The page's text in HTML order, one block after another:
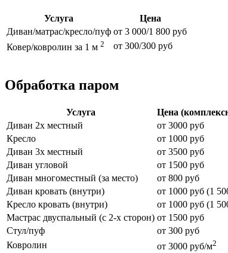
Услуга
Цена
Диван/матрас/кресло/пуф от 3 000/1 800 руб
Ковер/ковролин за 1 м 2 от 300/300 руб
Обработка паром
Услуга Цена
Диван 2х местный
от 3000 руб
Кресло
от 1000 руб
Диван 3х местный
от 3500 руб
Диван угловой
от 1500 руб
Диван многоместный (за место)
от 800 руб
Диван кровать (внутри)
от 1000 руб (1
Кресло кровать (внутри)
от 1000 руб (1
Мастрас двуспальный (с 2-х сторон) от 1500 руб
Стул/пуф
от 300 руб
Ковролин
от 3000 руб/м2